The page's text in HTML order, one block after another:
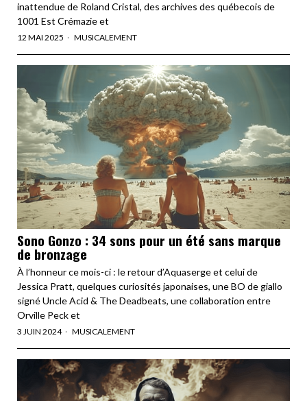
inattendue de Roland Cristal, des archives des québecois de
1001 Est Crémazie et
12 MAI 2025 MUSICALEMENT
Sono Gonzo : 34 sons pour un été sans marque
de bronzage
À l’honneur ce mois-ci : le retour d’Aquaserge et celui de
Jessica Pratt, quelques curiosités japonaises, une BO de giallo
signé Uncle Acid & The Deadbeats, une collaboration entre
Orville Peck et
3 JUIN 2024 MUSICALEMENT